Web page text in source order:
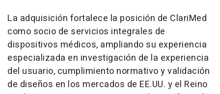
La adquisición fortalece la posición de ClariMed
como socio de servicios integrales de
dispositivos médicos, ampliando su experiencia
especializada en investigación de la experiencia
del usuario, cumplimiento normativo y validación
de diseños en los mercados de EE.UU. y el Reino